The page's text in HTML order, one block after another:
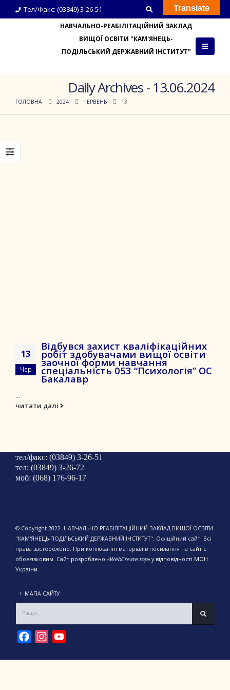
Тел/Факс: (03849) 3-26-51
НАВЧАЛЬНО-РЕАБІЛІТАЦІЙНИЙ ЗАКЛАД
ВИЩОЇ ОСВІТИ "КАМ'ЯНЕЦЬ-
ПОДІЛЬСЬКИЙ ДЕРЖАВНИЙ ІНСТИТУТ"
Daily Archives - 13.06.2024
ГОЛОВНА 2024 ЧЕРВЕНЬ 13
13
Чер
Відбувся захист кваліфікаційних
робіт здобувачами вищої освіти
заочної форми навчання
спеціальність 053 “Психологія” ОС
Бакалавр
...
читати далі
тел/факс: (03849) 3-26-51
тел: (03849) 3-26-72
моб: (068) 176-96-17
© Copyright 2022. НАВЧАЛЬНО-РЕАБІЛІТАЦІЙНИЙ ЗАКЛАД ВИЩОЇ ОСВІТИ
"КАМ'ЯНЕЦЬ-ПОДІЛЬСЬКИЙ ДЕРЖАВНИЙ ІНСТИТУТ". Офіційний сайт. Всі
права застережено. При копіюванні матеріалів посилання на сайт є
обов'язковим. Сайт розроблено «WebCreate.top»у відповідності МОН
України.
МАПА САЙТУ
FacebookInstagram
Translate